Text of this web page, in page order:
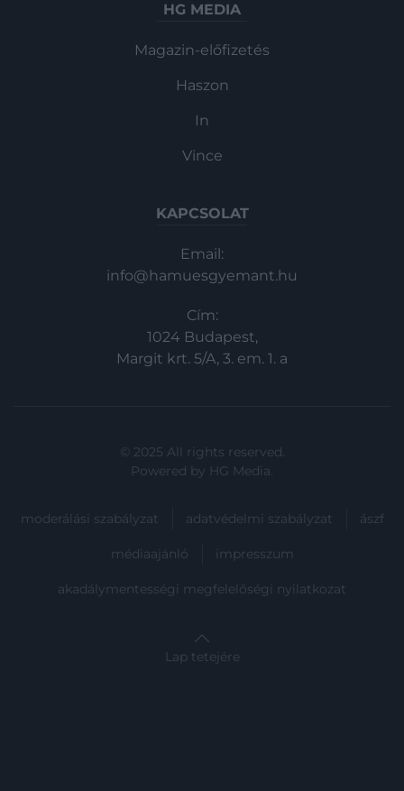
HG MEDIA
Magazin-előfizetés
Haszon
In
Vince
KAPCSOLAT
Email:
info@hamuesgyemant.hu
Cím:
1024 Budapest,
Margit krt. 5/A, 3. em. 1. a
© 2025 All rights reserved.
Powered by HG Media.
moderálási szabályzat adatvédelmi szabályzat ászf
médiaajánló impresszum
akadálymentességi megfelelőségi nyilatkozat
Lap tetejére